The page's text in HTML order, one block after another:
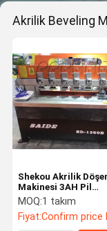
Akrilik Beveling
Shekou Akrilik
Makinesi 3AH Pil
Kapasitesi 50Hz
MOQ:1 takım
Fiyat:Confirm price based on